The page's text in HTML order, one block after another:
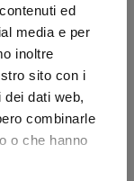
ed
media e per
inoltre
sito con i
dati web,
combinarle
o che hanno
15CM